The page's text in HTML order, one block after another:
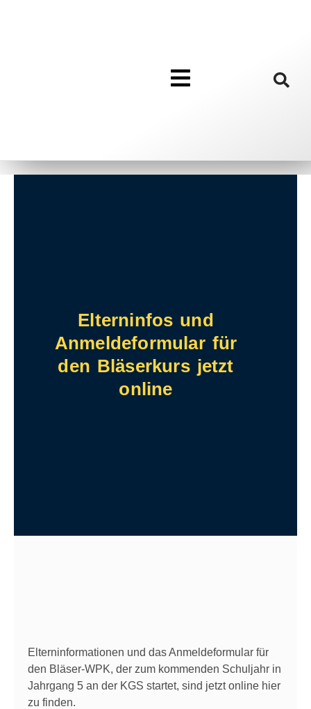
Elterninfos und
Anmeldeformular für
den Bläserkurs jetzt
online
Elterninformationen und das Anmeldeformular für
den Bläser-WPK, der zum kommenden Schuljahr in
Jahrgang 5 an der KGS startet, sind jetzt online hier
zu finden.